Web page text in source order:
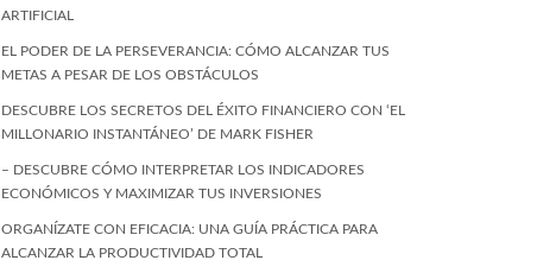
ARTIFICIAL
EL PODER DE LA PERSEVERANCIA: CÓMO ALCANZAR TUS
METAS A PESAR DE LOS OBSTÁCULOS
DESCUBRE LOS SECRETOS DEL ÉXITO FINANCIERO CON ‘EL
MILLONARIO INSTANTÁNEO’ DE MARK FISHER
– DESCUBRE CÓMO INTERPRETAR LOS INDICADORES
ECONÓMICOS Y MAXIMIZAR TUS INVERSIONES
ORGANÍZATE CON EFICACIA: UNA GUÍA PRÁCTICA PARA
ALCANZAR LA PRODUCTIVIDAD TOTAL